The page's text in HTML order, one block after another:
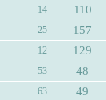
14 110
25 157
12 129
53 48
63 49